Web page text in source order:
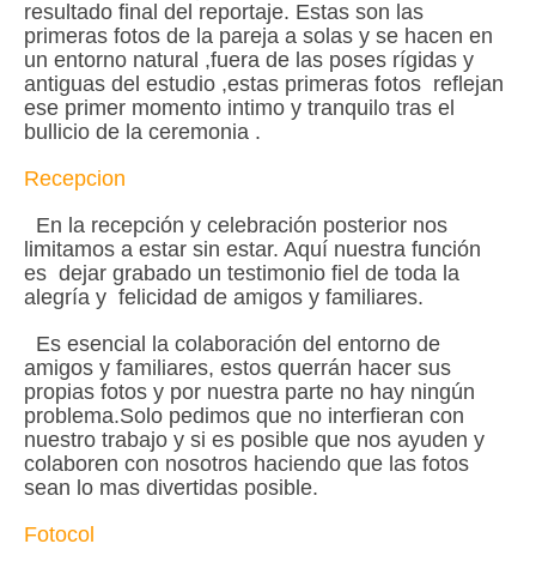
resultado final del reportaje. Estas son las
primeras fotos de la pareja a solas y se hacen en
un entorno natural ,fuera de las poses rígidas y
antiguas del estudio ,estas primeras fotos reflejan
ese primer momento intimo y tranquilo tras el
bullicio de la ceremonia .
Recepcion
En la recepción y celebración posterior nos
limitamos a estar sin estar. Aquí nuestra función
es dejar grabado un testimonio fiel de toda la
alegría y felicidad de amigos y familiares.
Es esencial la colaboración del entorno de
amigos y familiares, estos querrán hacer sus
propias fotos y por nuestra parte no hay ningún
problema.Solo pedimos que no interfieran con
nuestro trabajo y si es posible que nos ayuden y
colaboren con nosotros haciendo que las fotos
sean lo mas divertidas posible.
Fotocol